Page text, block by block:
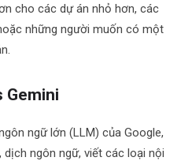
cho các dự án nhỏ hơn, các
những người muốn có một
Gemini
ngữ lớn (LLM) của Google,
dịch ngôn ngữ, viết các loại nội